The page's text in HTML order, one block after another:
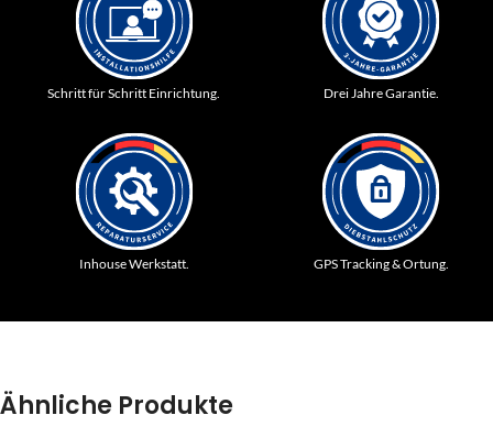
Schritt für Schritt Einrichtung. Drei Jahre Garantie.
Inhouse Werkstatt. GPS Tracking & Ortung.
Ähnliche Produkte